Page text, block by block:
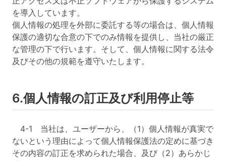
を導入しています。
個人情報の処理を外部に委託する等の場合は、個人情報
保護の適切な合意の下でのみ情報を提供し、当社の厳正
な管理の下で行います。そして、個人情報に関する法令
及びその他の規範を遵守いたします。
6.個人情報の訂正及び利用停止等
4-1 当社は、ユーザーから、（1）個人情報が真実で
ないという理由によって個人情報保護法の定めに基づき
その内容の訂正を求められた場合、及び（2）あらかじ